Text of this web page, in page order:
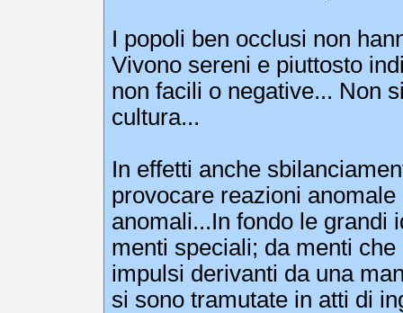
I popoli ben occlusi non
Vivono sereni e piuttosto
non facili o negative... Non
cultura...
In effetti anche
provocare reazioni
anomali...In fondo le grandi
menti speciali; da menti
impulsi derivanti da una
si sono tramutate in atti di